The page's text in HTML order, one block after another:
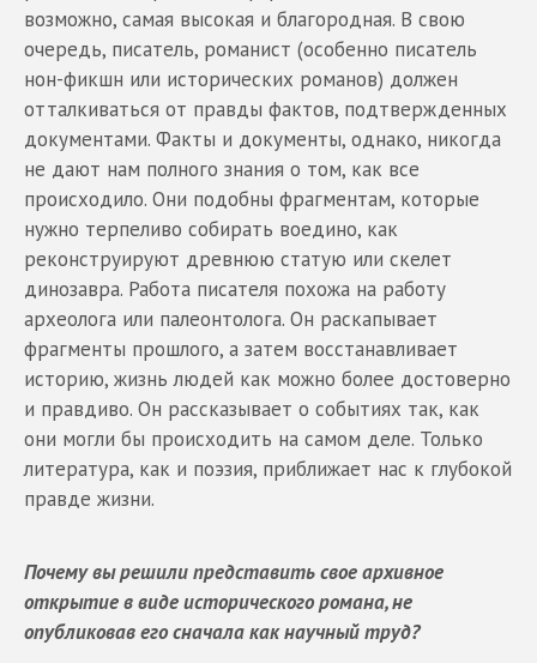
возможно, самая высокая и благородная. В свою
очередь, писатель, романист (особенно писатель
нон-фикшн или исторических романов) должен
отталкиваться от правды фактов, подтвержденных
документами. Факты и документы, однако, никогда
не дают нам полного знания о том, как все
происходило. Они подобны фрагментам, которые
нужно терпеливо собирать воедино, как
реконструируют древнюю статую или скелет
динозавра. Работа писателя похожа на работу
археолога или палеонтолога. Он раскапывает
фрагменты прошлого, а затем восстанавливает
историю, жизнь людей как можно более достоверно
и правдиво. Он рассказывает о событиях так, как
они могли бы происходить на самом деле. Только
литература, как и поэзия, приближает нас к глубокой
правде жизни.
Почему вы решили представить свое архивное
открытие в виде исторического романа, не
опубликовав его сначала как научный труд?